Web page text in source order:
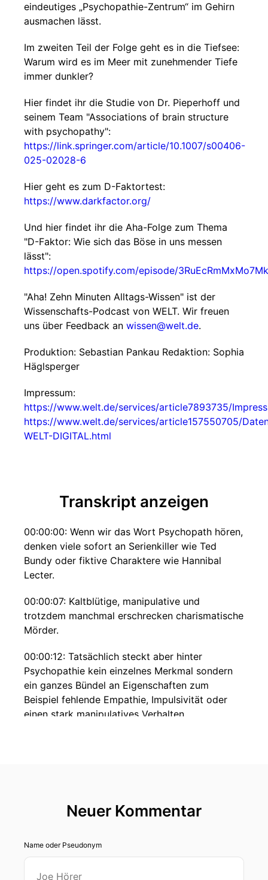
eindeutiges „Psychopathie-Zentrum“ im Gehirn
ausmachen lässt.
Im zweiten Teil der Folge geht es in die Tiefsee:
Warum wird es im Meer mit zunehmender Tiefe
immer dunkler?
Hier findet ihr die Studie von Dr. Pieperhoff und
seinem Team "Associations of brain structure
with psychopathy":
https://link.springer.com/article/10.1007/s00406-
025-02028-6
Hier geht es zum D-Faktortest:
https://www.darkfactor.org/
Und hier findet ihr die Aha-Folge zum Thema
"D-Faktor: Wie sich das Böse in uns messen
lässt":
https://open.spotify.com/episode/
"Aha! Zehn Minuten Alltags-Wissen" ist der
Wissenschafts-Podcast von WELT. Wir freuen
uns über Feedback an wissen@welt.de.
Produktion: Sebastian Pankau Redaktion: Sophia
Häglsperger
Impressum:
https://www.welt.de/services/article7893735/
https://www.welt.de/services/article157550705/
WELT-DIGITAL.html
Transkript anzeigen
00:00:00: Wenn wir das Wort Psychopath hören,
denken viele sofort an Serienkiller wie Ted
Bundy oder fiktive Charaktere wie Hannibal
Lecter.
00:00:07: Kaltblütige, manipulative und
trotzdem manchmal erschrecken charismatische
Mörder.
00:00:12: Tatsächlich steckt aber hinter
Psychopathie kein einzelnes Merkmal sondern
ein ganzes Bündel an Eigenschaften zum
Beispiel fehlende Empathie, Impulsivität oder
einen stark manipulatives Verhalten.
auch warum es mehr mit zunehmender Tiefe
Neuer Kommentar
Name oder Pseudonym